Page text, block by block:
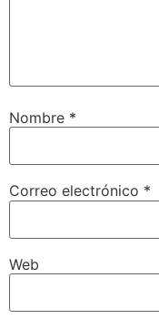
Nombre *
Correo electrónico *
Web